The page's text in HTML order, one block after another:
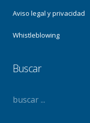
Aviso legal y privacidad
Whistleblowing
Buscar